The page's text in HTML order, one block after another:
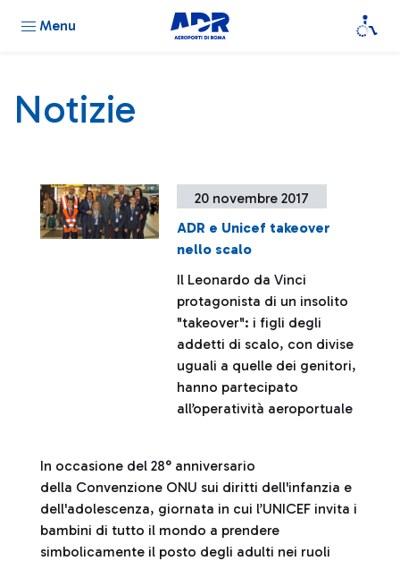
Menu
Notizie
20 novembre 2017
ADR e Unicef takeover
nello scalo
Il Leonardo da Vinci
protagonista di un insolito
"takeover": i figli degli
addetti di scalo, con divise
uguali a quelle dei genitori,
hanno partecipato
all’operatività aeroportuale
In occasione del 28° anniversario
della Convenzione ONU sui diritti dell'infanzia e
dell'adolescenza, giornata in cui l’UNICEF invita i
bambini di tutto il mondo a prendere
simbolicamente il posto degli adulti nei ruoli